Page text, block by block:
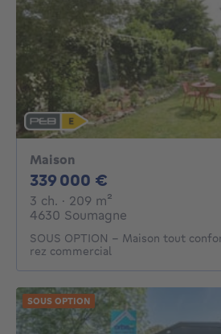
Maison
339 000 €
3 ch. 3 chambres
· 209 m²
4630 Soumagne
SOUS OPTION - Maison tout
rez commercial
SOUS OPTION